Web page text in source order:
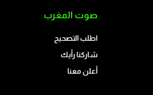
صوت المغرب
اطلب التصحيح
شاركنا رأيك
أعلن معنا